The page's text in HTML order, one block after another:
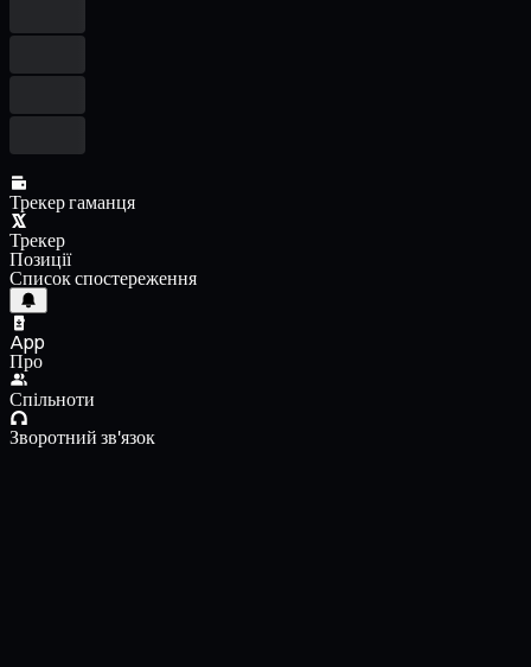
Трекер гаманця
Трекер
Позиції
Список спостереження
App
Про
Спільноти
Зворотний зв'язок